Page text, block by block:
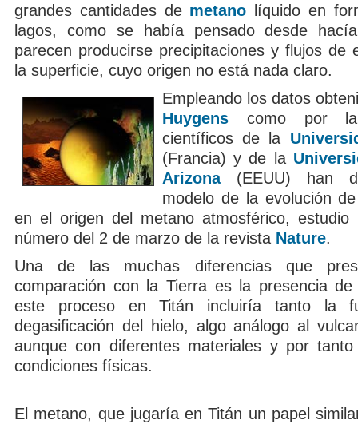
grandes cantidades de metano líquido en
lagos, como se había pensado desde
parecen producirse precipitaciones y flujos de
la superficie, cuyo origen no está nada claro.
Empleando los datos
Huygens como por la
científicos de la
(Francia) y de la
Arizona(EEUU) han
modelo de la evolución
en el origen del metano atmosférico, estudio
número del 2 de marzo de la revista Nature.
Una de las muchas diferencias que
comparación con la Tierra es la presencia de
este proceso en Titán incluiría tanto la
degasificación del hielo, algo análogo al
aunque con diferentes materiales y por
condiciones físicas.
El metano, que jugaría en Titán un papel